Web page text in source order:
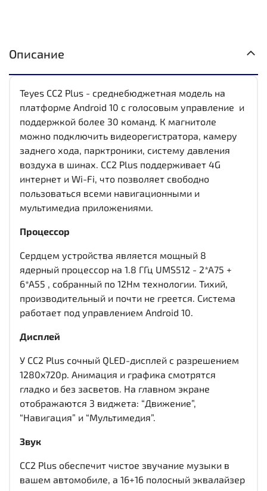
Описание
Teyes CC2 Plus - среднебюджетная модель на
платформе Android 10 с голосовым управление и
поддержкой более 30 команд. К магнитоле
можно подключить видеорегистратора, камеру
заднего хода, парктроники, систему давления
воздуха в шинах. CC2 Plus поддерживает 4G
интернет и Wi-Fi, что позволяет свободно
пользоваться всеми навигационными и
мультимедиа приложениями.
Процессор
Сердцем устройства является мощный 8
ядерный процессор на 1.8 ГГц UMS512 - 2*A75 +
6*A55 , собранный по 12Нм технологии. Тихий,
производительный и почти не греется. Система
работает под управлением Android 10.
Дисплей
У CC2 Plus сочный QLED-дисплей c разрешением
1280x720р. Анимация и графика смотрятся
гладко и без засветов. На главном экране
отображаются 3 виджета: “Движение”,
“Навигация” и “Мультимедия”.
Звук
CC2 Plus обеспечит чистое звучание музыки в
вашем автомобиле, а 16+16 полосный эквалайзер